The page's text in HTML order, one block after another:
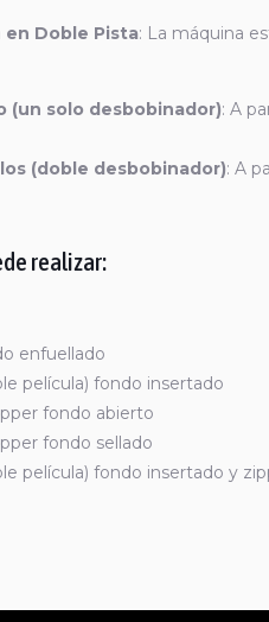
Doble Pista: La máquina
(un solo desbobinador): A
(doble desbobinador): A
realizar:
enfuellado
película) fondo insertado
fondo abierto
fondo sellado
película) fondo insertado y